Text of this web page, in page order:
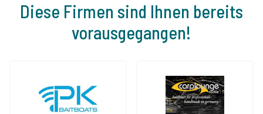
Diese Firmen sind Ihnen bereits
vorausgegangen!